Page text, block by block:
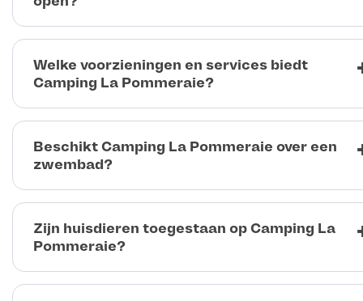
Welke voorzieningen en services biedt
Camping La Pommeraie?
Beschikt Camping La Pommeraie over een
zwembad?
Zijn huisdieren toegestaan op Camping La
Pommeraie?